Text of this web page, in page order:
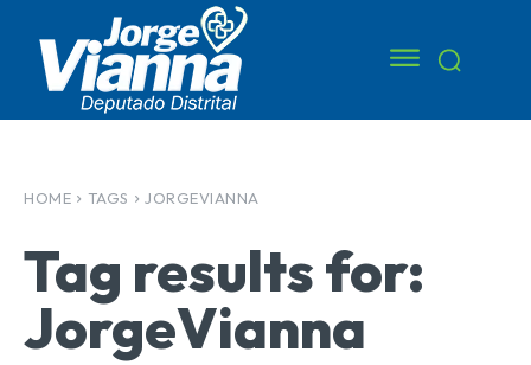
HOME TAGS JORGEVIANNA
Tag results for:
JorgeVianna